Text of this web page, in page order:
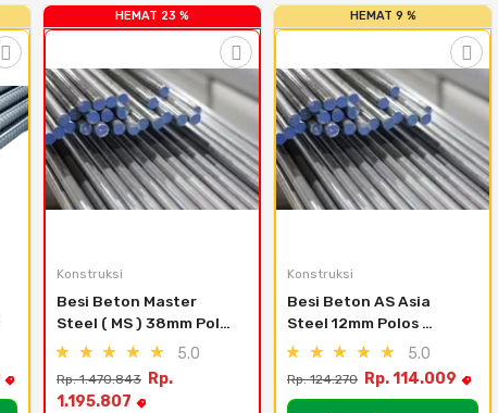
HEMAT 23 %
Konstruksi
Besi Beton Master
Steel ( MS ) 38mm Polos
TP280
5.0
Rp. 1.470.843
Rp.
1.195.807
HEMAT 9 %
Konstruksi
Besi Beton AS Asia
Steel 12mm Polos
TP280
5.0
Rp. 124.270 Rp. 114.009